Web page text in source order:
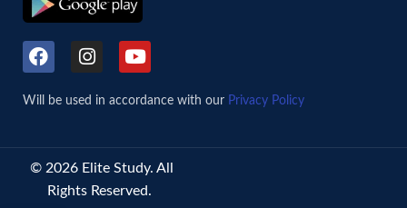
Will be used in accordance with our Privacy Policy
© 2026 Elite Study. All
Rights Reserved.